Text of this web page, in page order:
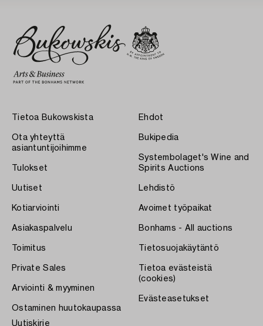
Tietoa Bukowskista
Ota yhteyttä
asiantuntijoihimme
Tulokset
Uutiset
Kotiarviointi
Asiakaspalvelu
Toimitus
Private Sales
Arviointi & myyminen
Ostaminen huutokaupassa
Ehdot
Bukipedia
Systembolaget's Wine and
Spirits Auctions
Lehdistö
Avoimet työpaikat
Bonhams - All auctions
Tietosuojakäytäntö
Tietoa evästeistä
(cookies)
Evästeasetukset
Uutiskirje